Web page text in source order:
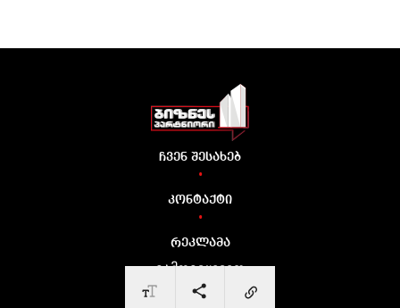
ჩვენ შესახებ
•
კონტაქტი
•
რეკლამა
გამოგვყევით